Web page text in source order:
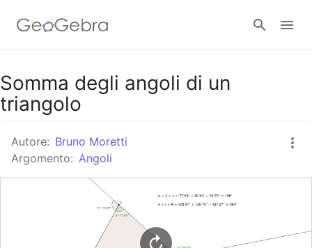
Google Classroom
Accedi
Somma degli angoli di un
triangolo
Autore: Bruno Moretti
Argomento: Angoli